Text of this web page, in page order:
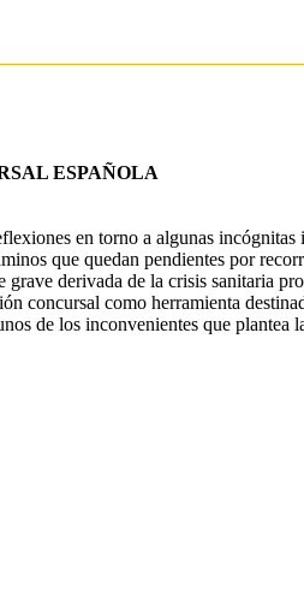
ESPAÑOLA
en torno a algunas incógnitas
que quedan pendientes por
grave derivada de la crisis sanitaria
concursal como herramienta
de los inconvenientes que plantea